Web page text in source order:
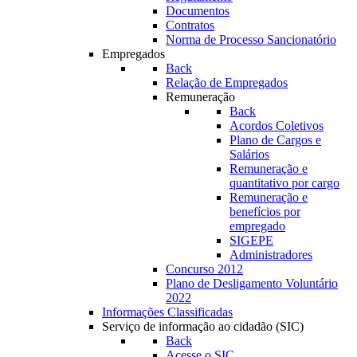
Documentos
Contratos
Norma de Processo Sancionatório
Empregados
Back
Relação de Empregados
Remuneração
Back
Acordos Coletivos
Plano de Cargos e
Salários
Remuneração e
quantitativo por cargo
Remuneração e
benefícios por
empregado
SIGEPE
Administradores
Concurso 2012
Plano de Desligamento Voluntário
2022
Informações Classificadas
Serviço de informação ao cidadão (SIC)
Back